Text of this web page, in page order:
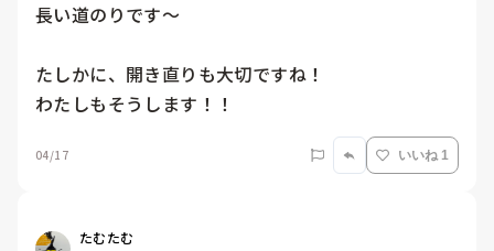
長い道のりです〜
たしかに、開き直りも大切ですね！
わたしもそうします！！
04/17 いいね 1
たむたむ